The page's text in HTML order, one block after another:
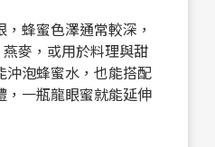
蜂蜜色澤通常較深，
麥，或用於料理與甜
泡蜂蜜水，也能搭配
一瓶龍眼蜜就能延伸